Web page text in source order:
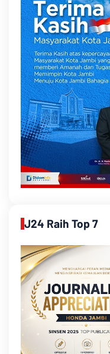
J24 Raih Top 7